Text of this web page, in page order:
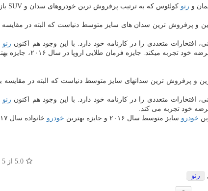
و رنو كولئوس كه به ترتیب پرفروش ترین خودروهای سدان و SUV بازار ایران در سال ۹۶ شناخته شده اند،
افتخارات متعددی را در كارنامه خود دارد. با این وجود هم اكنون رنو
میكند. جایزه فرمان طلایی اروپا در سال ۲۰۱۶، جایزه بهترین
افتخارات متعددی را در كارنامه خود دارد. با این وجود هم اكنون رنو
خود تجربه می كند.
خودرو سایز متوسط سال ۲۰۱۶ و جایزه بهترین خودرو خانواده سال ۲۰۱۷ نمونه ای از پیروزی و درخشش مگان در آخرین ارزیابی های جهانی است.
5.0 از 5
رنو